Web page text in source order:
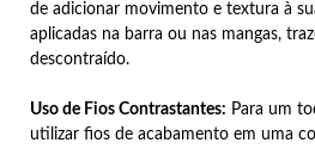
de adicionar movimento e textura à
aplicadas na barra ou nas mangas,
descontraído.
Uso de Fios Contrastantes: Para um
utilizar fios de acabamento em uma